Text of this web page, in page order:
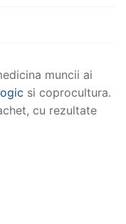
muncii ai
si coprocultura.
cu rezultate